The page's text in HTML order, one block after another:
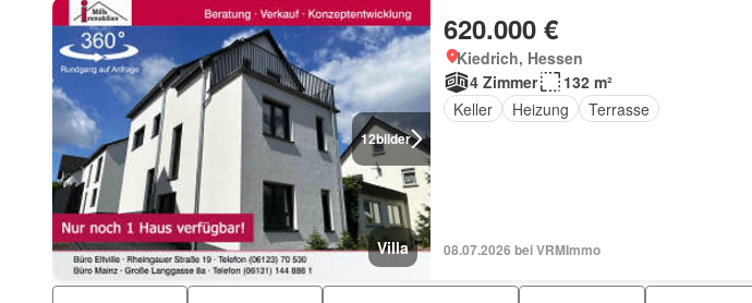
12bilder
Villa
620.000 €
Kiedrich, Hessen
4 Zimmer
132 m²
Keller
Heizung Terrasse
08.07.2026 bei VRMImmo